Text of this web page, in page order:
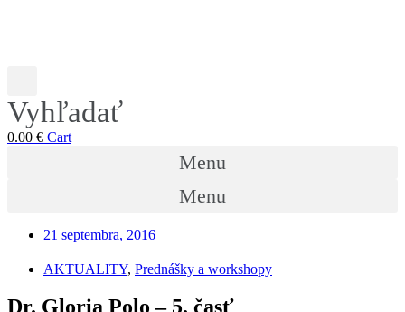
Vyhľadať
0.00 € Cart
Menu
Menu
21 septembra, 2016
AKTUALITY, Prednášky a workshopy
Dr. Gloria Polo – 5. časť